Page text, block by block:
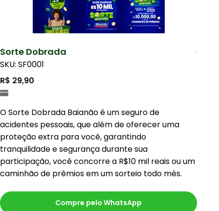
Sorte Dobrada
SKU: SF0001
R$ 29,90
O Sorte Dobrada Baianão é um seguro de
acidentes pessoais, que além de oferecer uma
proteção extra para você, garantindo
tranquilidade e segurança durante sua
participação, você concorre a R$10 mil reais ou um
caminhão de prêmios em um sorteio todo mês.
Compre pelo WhatsApp